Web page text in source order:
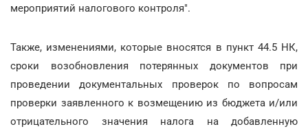
мероприятий налогового контроля".
Также, изменениями, которые вносятся в пункт 44.5 НК,
сроки возобновления потерянных документов при
проведении документальных проверок по вопросам
проверки заявленного к возмещению из бюджета и/или
отрицательного значения налога на добавленную